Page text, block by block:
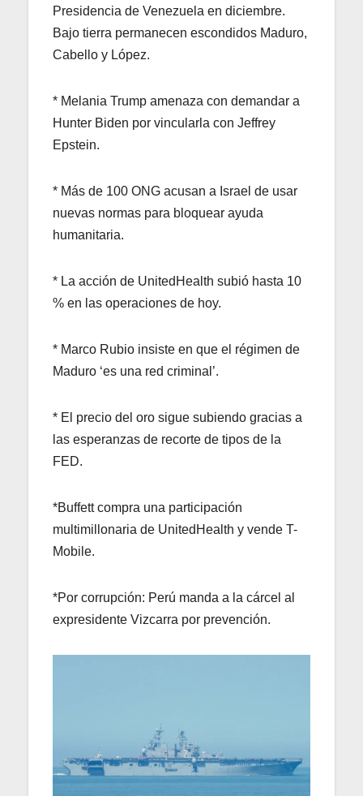
Presidencia de Venezuela en diciembre.
Bajo tierra permanecen escondidos Maduro,
Cabello y López.
* Melania Trump amenaza con demandar a
Hunter Biden por vincularla con Jeffrey
Epstein.
* Más de 100 ONG acusan a Israel de usar
nuevas normas para bloquear ayuda
humanitaria.
* La acción de UnitedHealth subió hasta 10
% en las operaciones de hoy.
* Marco Rubio insiste en que el régimen de
Maduro ‘es una red criminal’.
* El precio del oro sigue subiendo gracias a
las esperanzas de recorte de tipos de la
FED.
*Buffett compra una participación
multimillonaria de UnitedHealth y vende T-
Mobile.
*Por corrupción: Perú manda a la cárcel al
expresidente Vizcarra por prevención.